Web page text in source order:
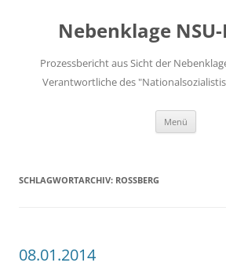
springenNebenklage
Prozessbericht aus Sicht der
Verantwortliche des
Menü
SCHLAGWORTARCHIV: ROSSBERG
08.01.2014